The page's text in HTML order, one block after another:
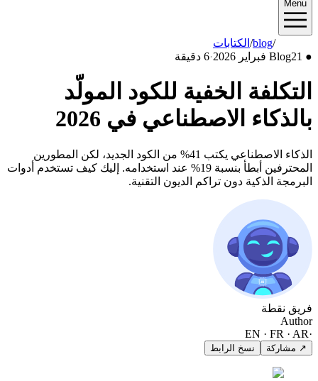
Menu
الكتابات/blog
●
Blog21 فبراير 2026 ·6 دقيقة
التكلفة الخفية للكود المولّد
بالذكاء الاصطناعي في 2026
الذكاء الاصطناعي يكتب 41% من الكود الجديد، لكن المطورين
المحترفين أبطأ بنسبة 19% عند استخدامه. إليك كيف تستخدم أدوات
البرمجة الذكية دون تراكم الديون التقنية.
فريق نقطة
Author
EN · FR · AR
↗ مشاركة نسخ الرابط